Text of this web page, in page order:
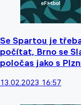
Se Spartou je
počítat, Brno se
poločas jako s
13.02.2023 16:57